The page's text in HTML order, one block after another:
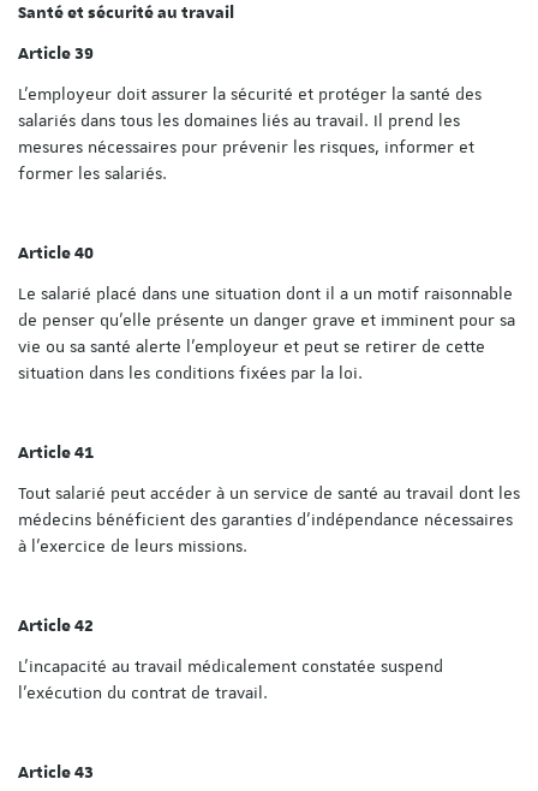
Santé et sécurité au travail
Article 39
L'employeur doit assurer la sécurité et protéger la santé des
salariés dans tous les domaines liés au travail. Il prend les
mesures nécessaires pour prévenir les risques, informer et
former les salariés.
Article 40
Le salarié placé dans une situation dont il a un motif raisonnable
de penser qu'elle présente un danger grave et imminent pour sa
vie ou sa santé alerte l'employeur et peut se retirer de cette
situation dans les conditions fixées par la loi.
Article 41
Tout salarié peut accéder à un service de santé au travail dont les
médecins bénéficient des garanties d'indépendance nécessaires
à l'exercice de leurs missions.
Article 42
L'incapacité au travail médicalement constatée suspend
l'exécution du contrat de travail.
Article 43